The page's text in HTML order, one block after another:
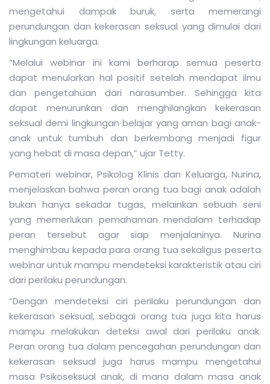
mengetahui dampak buruk, serta memerangi
perundungan dan kekerasan seksual yang dimulai dari
lingkungan keluarga.
“Melalui webinar ini kami berharap semua peserta
dapat menularkan hal positif setelah mendapat ilmu
dan pengetahuan dari narasumber. Sehingga kita
dapat menurunkan dan menghilangkan kekerasan
seksual demi lingkungan belajar yang aman bagi anak-
anak untuk tumbuh dan berkembang menjadi figur
yang hebat di masa depan,” ujar Tetty.
Pemateri webinar, Psikolog Klinis dan Keluarga, Nurina,
menjelaskan bahwa peran orang tua bagi anak adalah
bukan hanya sekadar tugas, melainkan sebuah seni
yang memerlukan pemahaman mendalam terhadap
peran tersebut agar siap menjalaninya. Nurina
menghimbau kepada para orang tua sekaligus peserta
webinar untuk mampu mendeteksi karakteristik atau ciri
dari perilaku perundungan.
“Dengan mendeteksi ciri perilaku perundungan dan
kekerasan seksual, sebagai orang tua juga kita harus
mampu melakukan deteksi awal dari perilaku anak.
Peran orang tua dalam pencegahan perundungan dan
kekerasan seksual juga harus mampu mengetahui
masa Psikoseksual anak, di mana dalam masa anak